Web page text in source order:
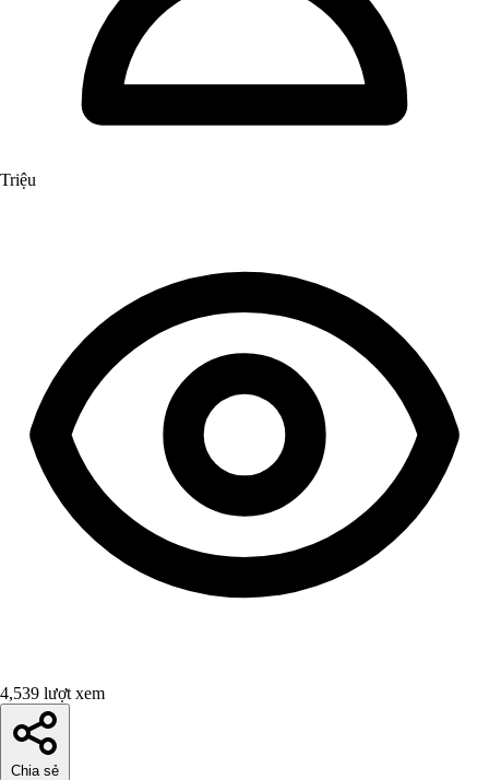
Triệu
4,539 lượt xem
Chia sẻ